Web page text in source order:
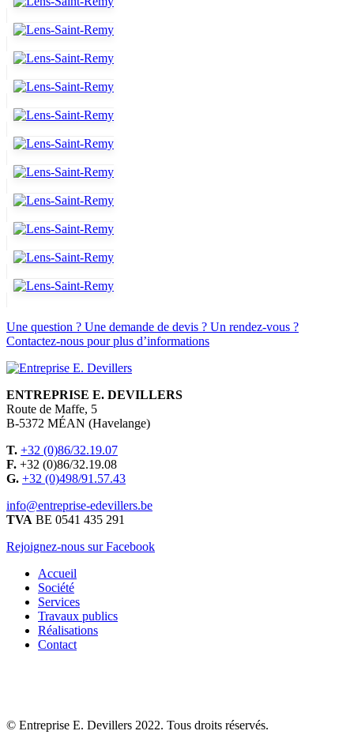
Une question ? Une demande de devis ? Un rendez-vous ?
Contactez-nous pour plus d’informations
ENTREPRISE E. DEVILLERS
Route de Maffe, 5
B-5372 MÉAN (Havelange)
T. +32 (0)86/32.19.07
F. +32 (0)86/32.19.08
G. +32 (0)498/91.57.43
info@entreprise-edevillers.be
TVA BE 0541 435 291
Rejoignez-nous sur Facebook
Accueil
Société
Services
Travaux publics
Réalisations
Contact
© Entreprise E. Devillers 2022. Tous droits réservés.